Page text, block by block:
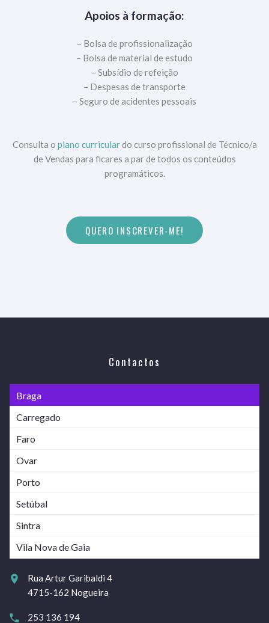
Apoios à formação:
– Bolsa de profissionalização
– Bolsa de material de estudo
– Subsídio de refeição
– Despesas de transporte
– Seguro de acidentes pessoais
Consulta o plano curriculardo curso profissional de Técnico/a
de Vendas para ficares a par de todos os conteúdos
programáticos.
QUERO INSCREVER-ME!
Contactos
Braga
Carregado
Faro
Ovar
Porto
Setúbal
Sintra
Vila Nova de Gaia
Rua Artur Garibaldi 4
4715-162 Nogueira
253 136 194